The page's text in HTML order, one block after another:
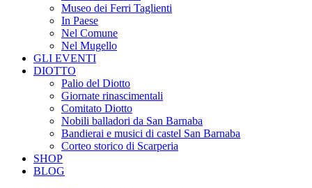
Museo dei Ferri Taglienti
In Paese
Nel Comune
Nel Mugello
GLI EVENTI
DIOTTO
Palio del Diotto
Giornate rinascimentali
Comitato Diotto
Nobili balladori da San Barnaba
Bandierai e musici di castel San Barnaba
Corteo storico di Scarperia
SHOP
BLOG